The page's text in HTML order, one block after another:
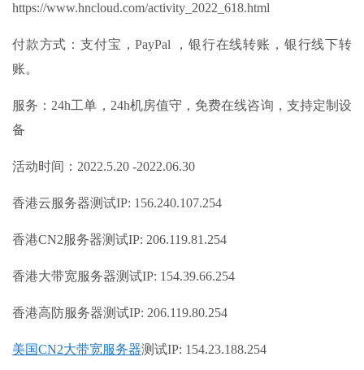
https://www.hncloud.com/activity_2022_618.html
付款方式：支付宝，PayPal ，银行在线转账，银行线下转
账。
服务：24h工单，24h机房值守，免费在线咨询，支持定制设
备
活动时间：2022.5.20 -2022.06.30
香港云服务器测试IP: 156.240.107.254
香港CN2服务器测试IP: 206.119.81.254
香港大带宽服务器测试IP: 154.39.66.254
香港高防服务器测试IP: 206.119.80.254
美国CN2大带宽服务器测试IP: 154.23.188.254